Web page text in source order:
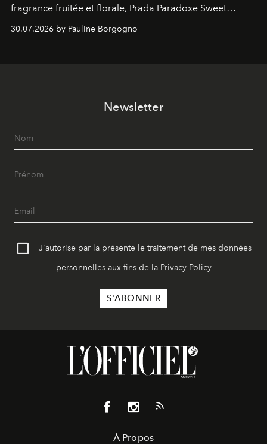
fragrance fruitée et florale, Prada Paradoxe Sweet
Chemistry Eau de Parfum.
30.07.2026 by Pauline Borgogno
Newsletter
J'autorise par la présente le traitement de mes données
personnelles aux fins de la Privacy Policy
À Propos